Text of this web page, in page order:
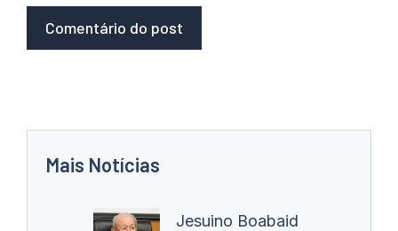
Mais Notícias
Jesuino Boabaid